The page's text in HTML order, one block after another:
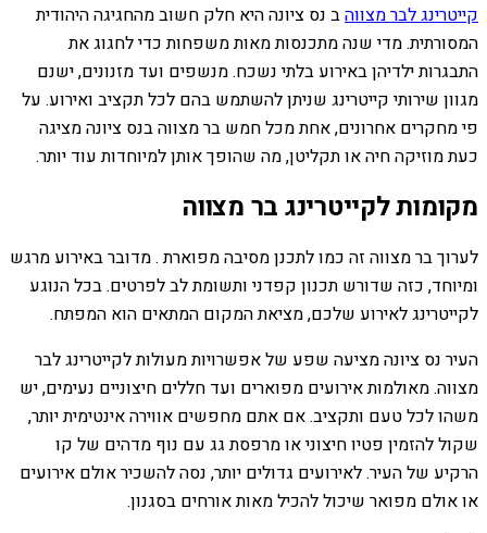
קייטרינג לבר מצווהב נס ציונה היא חלק חשוב מהחגיגה היהודית
המסורתית. מדי שנה מתכנסות מאות משפחות כדי לחגוג את
התבגרות ילדיהן באירוע בלתי נשכח. מנשפים ועד מזנונים, ישנם
מגוון שירותי קייטרינג שניתן להשתמש בהם לכל תקציב ואירוע. על
פי מחקרים אחרונים, אחת מכל חמש בר מצווה בנס ציונה מציגה
כעת מוזיקה חיה או תקליטן, מה שהופך אותן למיוחדות עוד יותר.
מקומות לקייטרינג בר מצווה
לערוך בר מצווה זה כמו לתכנן מסיבה מפוארת . מדובר באירוע מרגש
ומיוחד, כזה שדורש תכנון קפדני ותשומת לב לפרטים. בכל הנוגע
לקייטרינג לאירוע שלכם, מציאת המקום המתאים הוא המפתח.
העיר נס ציונה מציעה שפע של אפשרויות מעולות לקייטרינג לבר
מצווה. מאולמות אירועים מפוארים ועד חללים חיצוניים נעימים, יש
משהו לכל טעם ותקציב. אם אתם מחפשים אווירה אינטימית יותר,
שקול להזמין פטיו חיצוני או מרפסת גג עם נוף מדהים של קו
הרקיע של העיר. לאירועים גדולים יותר, נסה להשכיר אולם אירועים
או אולם מפואר שיכול להכיל מאות אורחים בסגנון.